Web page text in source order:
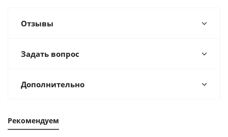
Отзывы
Задать вопрос
Дополнительно
Рекомендуем